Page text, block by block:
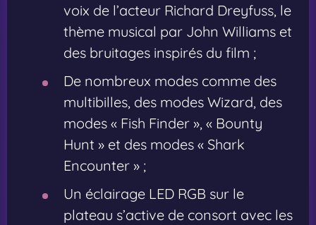
voix de l’acteur Richard Dreyfuss, le
thème musical par John Williams et
des bruitages inspirés du film ;
De nombreux modes comme des
multibilles, des modes Wizard, des
modes « Fish Finder », « Bounty
Hunt » et des modes « Shark
Encounter » ;
Un éclairage LED RGB sur le
plateau s’active de consort avec les